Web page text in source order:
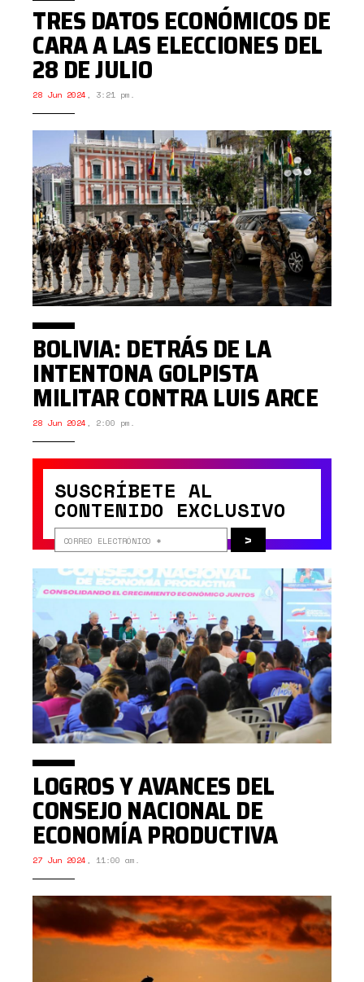
TRES DATOS ECONÓMICOS DE
CARA A LAS ELECCIONES DEL
28 DE JULIO
28 Jun 2024 , 3:21 pm.
SUSCRÍBETE AL
CONTENIDO EXCLUSIVO
>
BOLIVIA: DETRÁS DE LA
INTENTONA GOLPISTA
MILITAR CONTRA LUIS ARCE
28 Jun 2024 , 2:00 pm.
LOGROS Y AVANCES DEL
CONSEJO NACIONAL DE
ECONOMÍA PRODUCTIVA
27 Jun 2024 , 11:00 am.